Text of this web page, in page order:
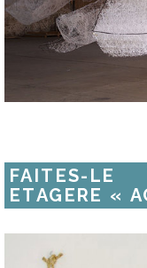
FAITES-
ETAGERE «